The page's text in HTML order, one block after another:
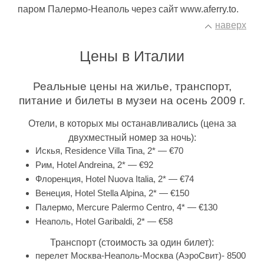
паром Палермо-Неаполь через сайт www.aferry.to.
наверх
Цены в Италии
Реальные цены на жилье, транспорт,
питание и билеты в музеи на осень 2009 г.
Отели, в которых мы останавливались (цена за
двухместный номер за ночь):
Искья, Residence Villa Tina, 2* — €70
Рим, Hotel Andreina, 2* — €92
Флоренция, Hotel Nuova Italia, 2* — €74
Венеция, Hotel Stella Alpina, 2* — €150
Палермо, Mercure Palermo Centro, 4* — €130
Неаполь, Hotel Garibaldi, 2* — €58
Транспорт (стоимость за один билет):
перелет Москва-Неаполь-Москва (АэроСвит)- 8500